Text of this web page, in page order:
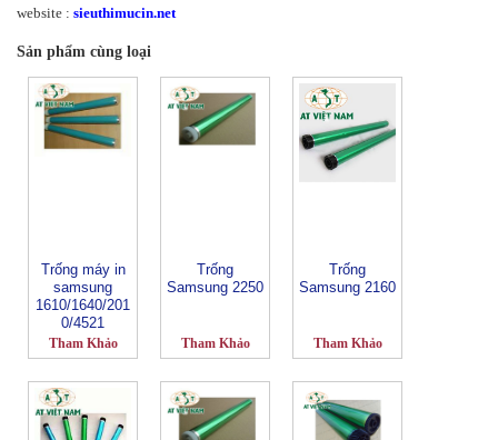
website : sieuthimucin.net
Sản phẩm cùng loại
Trống máy in
samsung
1610/1640/201
0/4521
Tham Khảo
Trống
Samsung 2250
Tham Khảo
Trống
Samsung 2160
Tham Khảo